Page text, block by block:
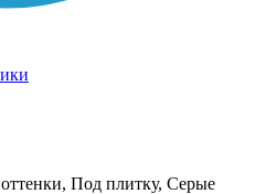
Под плитку, Серые